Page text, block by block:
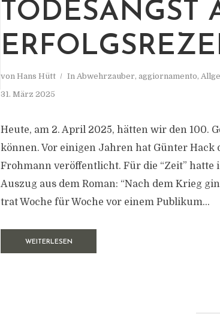
TODESANGST
von Hans Hütt In Abwehrzauber, aggiornamento,
31. März 2025
T
Heute, am 2. April 2025, hätten wir den 100.
können. Vor einigen Jahren hat Günter Hack
Frohmann veröffentlicht. Für die “Zeit” hatte
Auszug aus dem Roman: “Nach dem Krieg
trat Woche für Woche vor einem Publikum...
WEITERLESEN